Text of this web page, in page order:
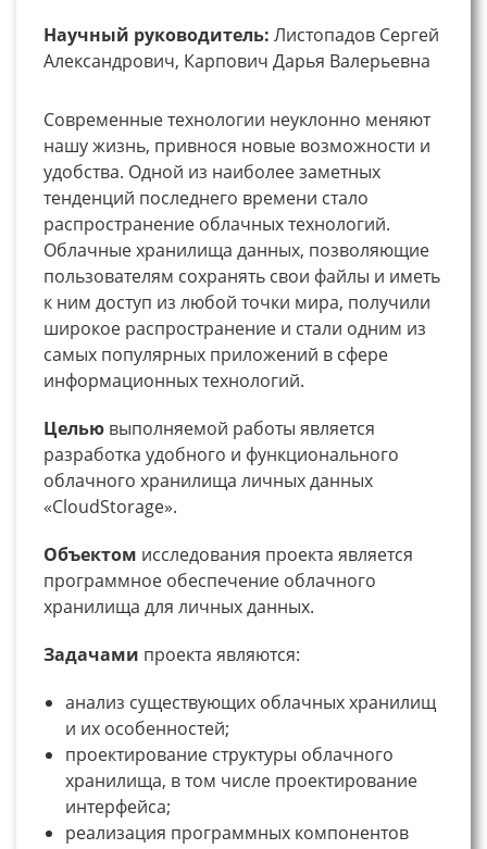
Научный руководитель: Листопадов Сергей
Александрович, Карпович Дарья Валерьевна
Современные технологии неуклонно меняют
нашу жизнь, привнося новые возможности и
удобства. Одной из наиболее заметных
тенденций последнего времени стало
распространение облачных технологий.
Облачные хранилища данных, позволяющие
пользователям сохранять свои файлы и иметь
к ним доступ из любой точки мира, получили
широкое распространение и стали одним из
самых популярных приложений в сфере
информационных технологий.
Целью выполняемой работы является
разработка удобного и функционального
облачного хранилища личных данных
«CloudStorage».
Объектом исследования проекта является
программное обеспечение облачного
хранилища для личных данных.
Задачами проекта являются:
анализ существующих облачных хранилищ
и их особенностей;
проектирование структуры облачного
хранилища, в том числе проектирование
интерфейса;
реализация программных компонентов